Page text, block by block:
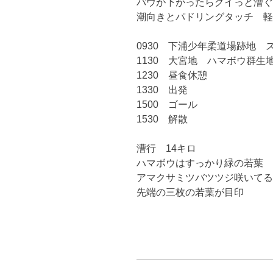
潮向きとパドリングタッチ
0930 下浦少年柔道場跡地 ス
1130 大宮地 ハマボウ群生
1230 昼食休憩
1330 出発
1500 ゴール
1530 解散
漕行 14キロ
ハマボウはすっかり緑の若葉
アマクサミツバツツジ咲いてる
先端の三枚の若葉が目印